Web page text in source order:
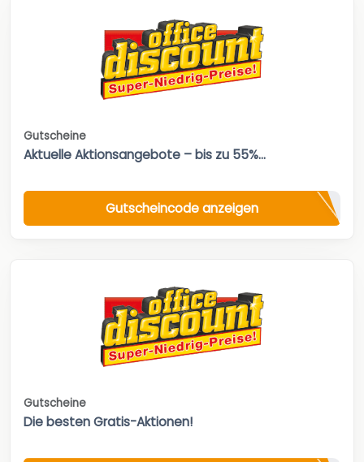
Gutscheine
Aktuelle Aktionsangebote – bis zu 55%...
Gutscheincode anzeigen
Gutscheine
Die besten Gratis-Aktionen!